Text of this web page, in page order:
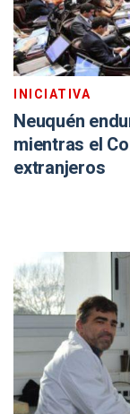
INICIATIVA
Neuquén
mientras el
extranjeros